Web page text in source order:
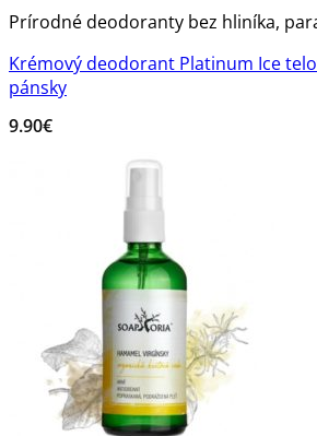
Prírodné deodoranty bez hliníka,
Krémový deodorant Platinum Ice
pánsky
9.90€